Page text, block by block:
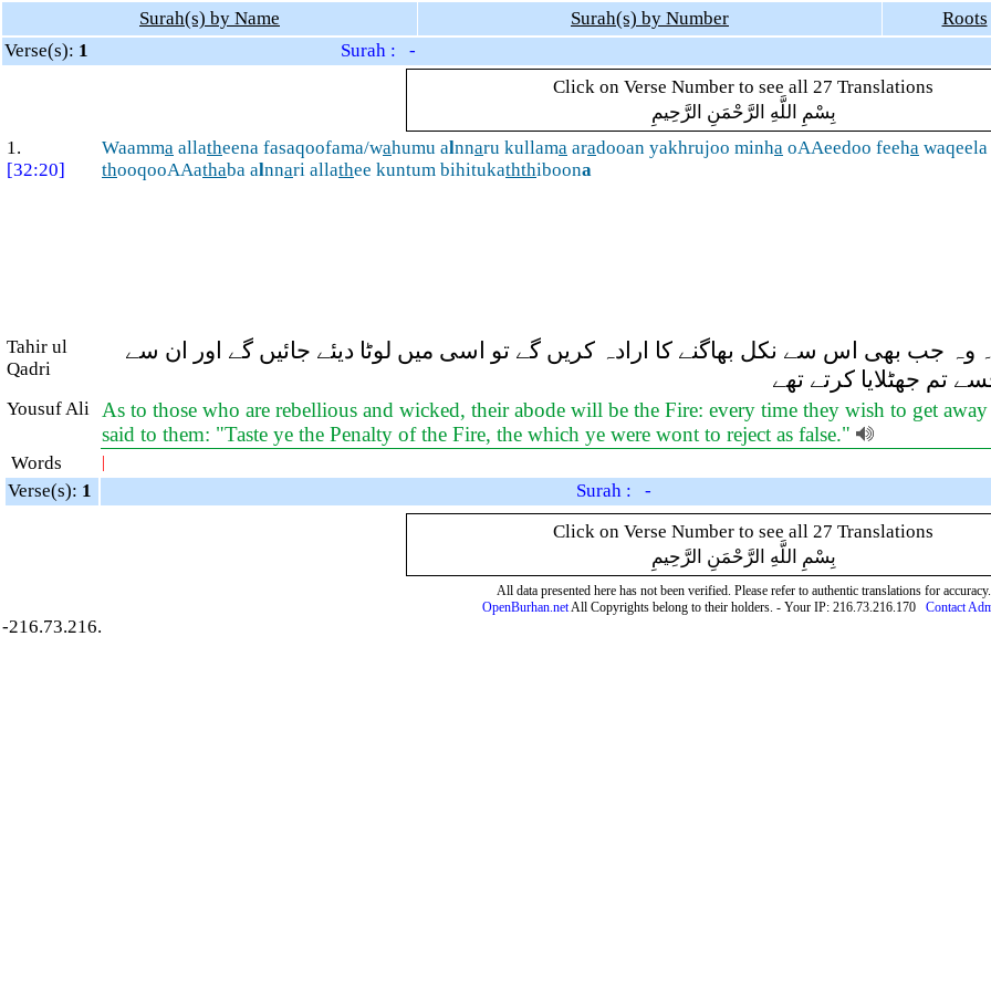
Surah(s) by Name Surah(s) by Number
Roots
Verse(s): 1
Surah : -
Click on Verse Number to see all 27 Translations
بِسْمِ اللَّهِ الرَّحْمَنِ الرَّحِيمِ
1.
[32:20]
Waamma allatheena fasaqoofama/wahumu alnnaru kullama aradooan yakhrujoo minha oAAeedoo feeha
thooqooAAathaba alnnari allathee kuntum bihitukaththiboona
Tahir ul
Qadri
وہ جب بھی اس سے نکل بھاگنے کا ارادہ کریں گے تو اسی میں لوٹا دیئے جائیں گے اور ان سے
تم جھٹلایا کرتے تھے
Yousuf Ali
As to those who are rebellious and wicked, their abode will be the Fire: every time they wish to get
said to them: "Taste ye the Penalty of the Fire, the which ye were wont to reject as false."
Words |
Verse(s): 1
Surah : -
Click on Verse Number to see all 27 Translations
بِسْمِ اللَّهِ الرَّحْمَنِ الرَّحِيمِ
All data presented here has not been verified. Please refer to authentic translations for accuracy.
OpenBurhan.netAll Copyrights belong to their holders. - Your IP: 216.73.216.170 Contact
-216.73.216.